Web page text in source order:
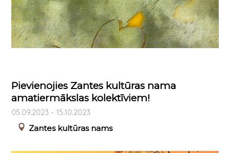
Pievienojies Zantes kultūras nama
amatiermākslas kolektīviem!
05.09.2023 - 15.10.2023
Zantes kultūras nams